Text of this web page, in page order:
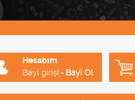
Hesabım
Bayi girişi - Bayi Ol